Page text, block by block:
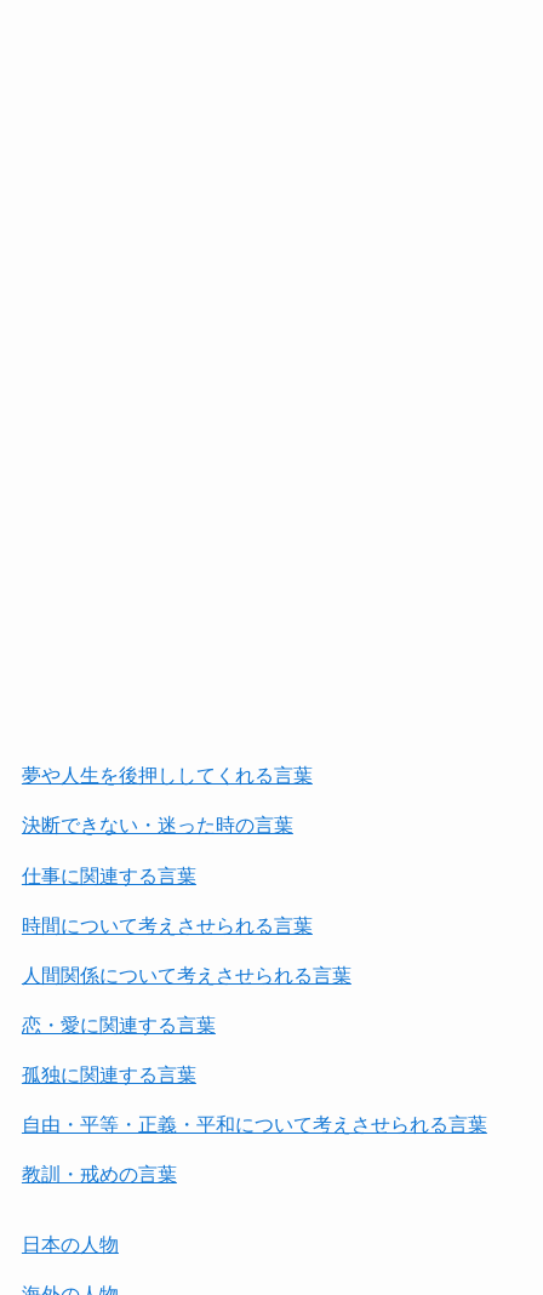
夢や人生を後押ししてくれる言葉
決断できない・迷った時の言葉
仕事に関連する言葉
時間について考えさせられる言葉
人間関係について考えさせられる言葉
恋・愛に関連する言葉
孤独に関連する言葉
自由・平等・正義・平和について考えさせられる言葉
教訓・戒めの言葉
日本の人物